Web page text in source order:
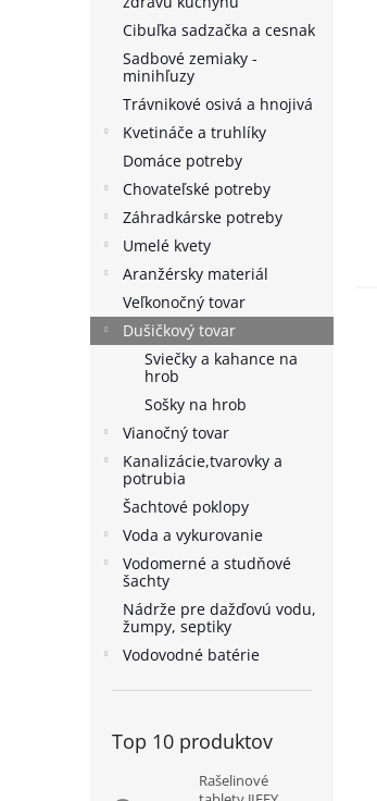
Cibuľka sadzačka a cesnak
Sadbové zemiaky -
minihľuzy
Trávnikové osivá a hnojivá
Kvetináče a truhlíky
Domáce potreby
Chovateľské potreby
Záhradkárske potreby
Umelé kvety
Aranžérsky materiál
Veľkonočný tovar
Dušičkový tovar
Sviečky a kahance na
hrob
Sošky na hrob
Vianočný tovar
Kanalizácie,tvarovky a
potrubia
Šachtové poklopy
Voda a vykurovanie
Vodomerné a studňové
šachty
Nádrže pre dažďovú vodu,
žumpy, septiky
Vodovodné batérie
Top 10 produktov
Rašelinové